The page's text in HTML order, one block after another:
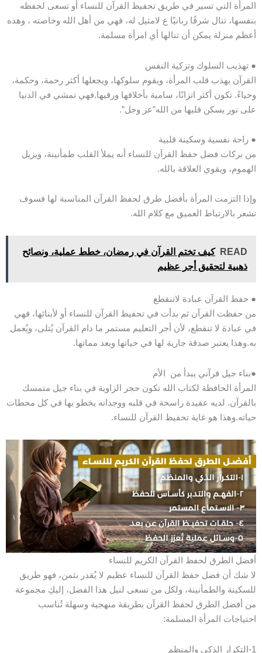
المرأة التي تسير في طريق تحفيظ القرآن للنساء أو تسعى لحفظه
بنفسها، تنال شرفًا ربانيًا ع لامثيل له، فهي من أهل الله وخاصته ، وهذه
أعظم منزلة يمكن أن تنالها أي امرأة مسلمة.
● تهذيب السلوك وتزكية النفس
القرآن يهذب قلب المرأة، ويقوم سلوكها، ويجعلها أكثر رحمة، وحكمة،
وحياءً. تكون أكثر اتزانًا، سامية بأخلاقها ورقيها.فهي تمشي في الدنيا
على نور يسكن قلبها من الله”عز وجل”.
● راحة نفسية وسكينة قلبية
من بركات فضل حفظ القرآن للنساء أنه يملأ القلب طمأنينة، ويزيل
الهموم، ويقوي العلاقة بالله.
وإذا التزمت المرأة بأفضل طرق لحفظ القرآن المناسبة لها فسوف
تشعر بالارتباط العميق مع كلام الله.
READ
كيف تختم القرآن في رمضان، خطط عملية، ونصائح
ذهبية لتحقيق أجر عظيم
● حفظ القرآن عبادة لاتنقطع
من حفظت القرآن ثم بدأت في تحفيظ القرآن للنساء أو لأبنائها، فهي
في عبادة لا تنقطع، لأن أجر التعليم مستمر ما دام القرآن يُتلى، ويُعمل
به.وهذا يعتبر صدقة جارية لها في حياتها وبعد مماتها.
●بناء جيل قرآني يبدأ من الأم
المرأة الحافظة لكتاب الله تكون حجر الزاوية في بناء جيل متمسك
بالقرآن. لديه عقيدة راسخة في قلبه ووجدانه يخطو بها في كل محطات
حياته.وهذا هو غاية تحفيظ القرآن للنساء.
أفضل الطرق لحفظ القرآن الكريم للنساء
لا شك أن فضل حفظ القرآن للنساء عظيم لا يُقدر بثمن، فهو طريق
للسكينة والطمأنينة، ولكل من تسعى لنيل هذا الفضل، إليكِ مجموعة
من أفضل الطرق لحفظ القرآن بطريقة منهجية وسهلة تُناسب
احتياجات المرأة المسلمة:
1-التكرار الذكي والمنظم